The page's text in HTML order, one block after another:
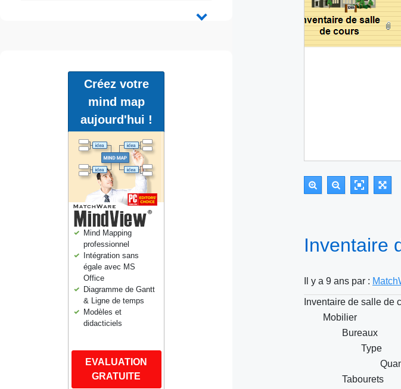
Créez votre
mind map
aujourd'hui !
Mind Mapping
professionnel
Intégration sans
égale avec MS
Office
Diagramme de Gantt
& Ligne de temps
Modèles et
didacticiels
EVALUATION
GRATUITE
Inventaire
Il y a 9 ans par :
Inventaire de salle de
Mobilier
Bureaux
Type
Tabourets